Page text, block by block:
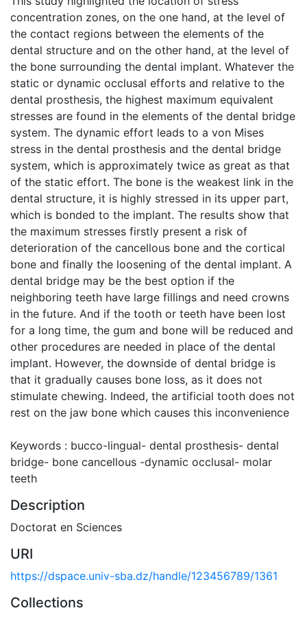
concentration zones, on the one hand, at the level of
the contact regions between the elements of the
dental structure and on the other hand, at the level of
the bone surrounding the dental implant. Whatever the
static or dynamic occlusal efforts and relative to the
dental prosthesis, the highest maximum equivalent
stresses are found in the elements of the dental bridge
system. The dynamic effort leads to a von Mises
stress in the dental prosthesis and the dental bridge
system, which is approximately twice as great as that
of the static effort. The bone is the weakest link in the
dental structure, it is highly stressed in its upper part,
which is bonded to the implant. The results show that
the maximum stresses firstly present a risk of
deterioration of the cancellous bone and the cortical
bone and finally the loosening of the dental implant. A
dental bridge may be the best option if the
neighboring teeth have large fillings and need crowns
in the future. And if the tooth or teeth have been lost
for a long time, the gum and bone will be reduced and
other procedures are needed in place of the dental
implant. However, the downside of dental bridge is
that it gradually causes bone loss, as it does not
stimulate chewing. Indeed, the artificial tooth does not
rest on the jaw bone which causes this inconvenience
Keywords : bucco-lingual- dental prosthesis- dental
bridge- bone cancellous -dynamic occlusal- molar
teeth
Description
Doctorat en Sciences
URI
https://dspace.univ-sba.dz/handle/123456789/1361
Collections